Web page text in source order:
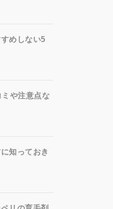
めしない5
や注意点な
知っておき